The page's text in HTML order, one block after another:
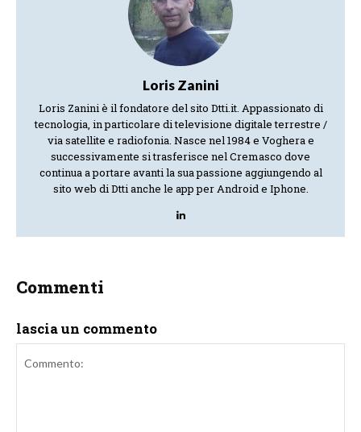
Loris Zanini
Loris Zanini è il fondatore del sito Dtti.it. Appassionato di
tecnologia, in particolare di televisione digitale terrestre /
via satellite e radiofonia. Nasce nel 1984 e Voghera e
successivamente si trasferisce nel Cremasco dove
continua a portare avanti la sua passione aggiungendo al
sito web di Dtti anche le app per Android e Iphone.
Commenti
lascia un commento